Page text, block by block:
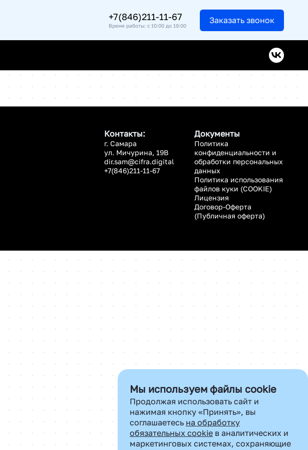
Мы используем файлы cookie
Продолжая использовать сайт и
нажимая кнопку «Принять», вы
соглашаетесь на обработку
обязательных cookie в аналитических и
маркетинговых системах, сохраняющие
+7(846)211-11-67
Время работы: с 10:00 до 19:00
Заказать звонок
Контакты:
г. Самара
ул. Мичурина, 19В
dir.sam@cifra.digital
+7(846)211-11-67
Документы
Политика
конфиденциальности и
обработки персональных
данных
Политика использования
файлов куки (COOKIE)
Лицензия
Договор-Оферта
(Публичная оферта)